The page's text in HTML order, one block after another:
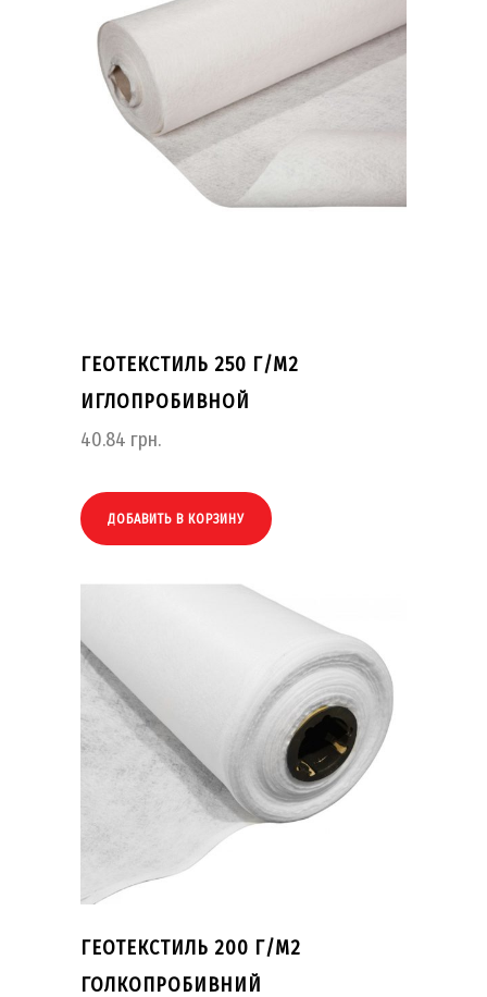
ГЕОТЕКСТИЛЬ 250 Г/М2
ИГЛОПРОБИВНОЙ
40.84 грн.
ДОБАВИТЬ В КОРЗИНУ
ГЕОТЕКСТИЛЬ 200 Г/М2
ГОЛКОПРОБИВНИЙ